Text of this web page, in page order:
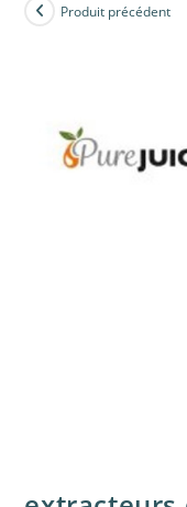
Produit précédent